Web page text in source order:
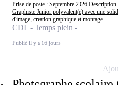
Prise de poste : Septembre 2026
Graphiste Junior polyvalent(e) avec une
d'image, création graphique et montage...
CDI - Temps plein
Publié il y a 16 jours